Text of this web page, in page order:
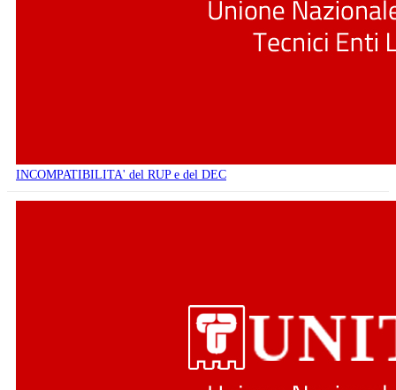
INCOMPATIBILITA' del RUP e del DEC